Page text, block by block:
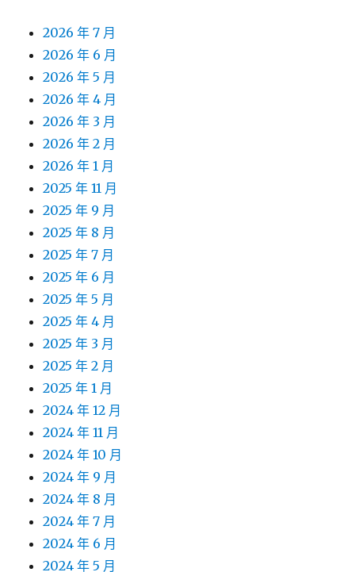
2026 年 7 月
2026 年 6 月
2026 年 5 月
2026 年 4 月
2026 年 3 月
2026 年 2 月
2026 年 1 月
2025 年 11 月
2025 年 9 月
2025 年 8 月
2025 年 7 月
2025 年 6 月
2025 年 5 月
2025 年 4 月
2025 年 3 月
2025 年 2 月
2025 年 1 月
2024 年 12 月
2024 年 11 月
2024 年 10 月
2024 年 9 月
2024 年 8 月
2024 年 7 月
2024 年 6 月
2024 年 5 月